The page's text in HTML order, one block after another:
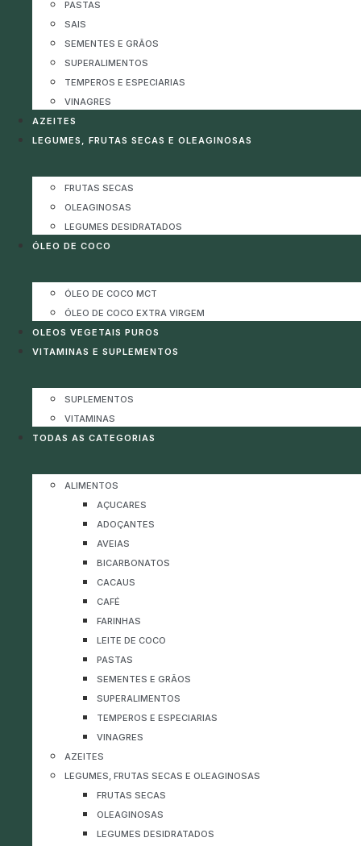
PASTAS
SAIS
SEMENTES E GRÃOS
SUPERALIMENTOS
TEMPEROS E ESPECIARIAS
VINAGRES
AZEITES
LEGUMES, FRUTAS SECAS E OLEAGINOSAS
FRUTAS SECAS
OLEAGINOSAS
LEGUMES DESIDRATADOS
ÓLEO DE COCO
ÓLEO DE COCO MCT
ÓLEO DE COCO EXTRA VIRGEM
OLEOS VEGETAIS PUROS
VITAMINAS E SUPLEMENTOS
SUPLEMENTOS
VITAMINAS
TODAS AS CATEGORIAS
ALIMENTOS
AÇUCARES
ADOÇANTES
AVEIAS
BICARBONATOS
CACAUS
CAFÉ
FARINHAS
LEITE DE COCO
PASTAS
SEMENTES E GRÃOS
SUPERALIMENTOS
TEMPEROS E ESPECIARIAS
VINAGRES
AZEITES
LEGUMES, FRUTAS SECAS E OLEAGINOSAS
FRUTAS SECAS
OLEAGINOSAS
LEGUMES DESIDRATADOS